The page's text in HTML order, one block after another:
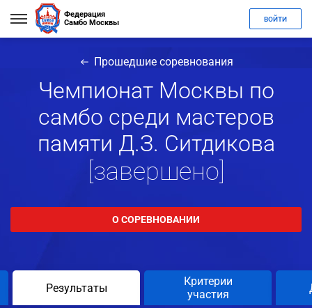
Федерация
Самбо Москвы
ВОЙТИ
Прошедшие соревнования
Чемпионат Москвы по
самбо среди мастеров
памяти Д.З. Ситдикова
[завершено]
О СОРЕВНОВАНИИ
Результаты
Критерии
участия